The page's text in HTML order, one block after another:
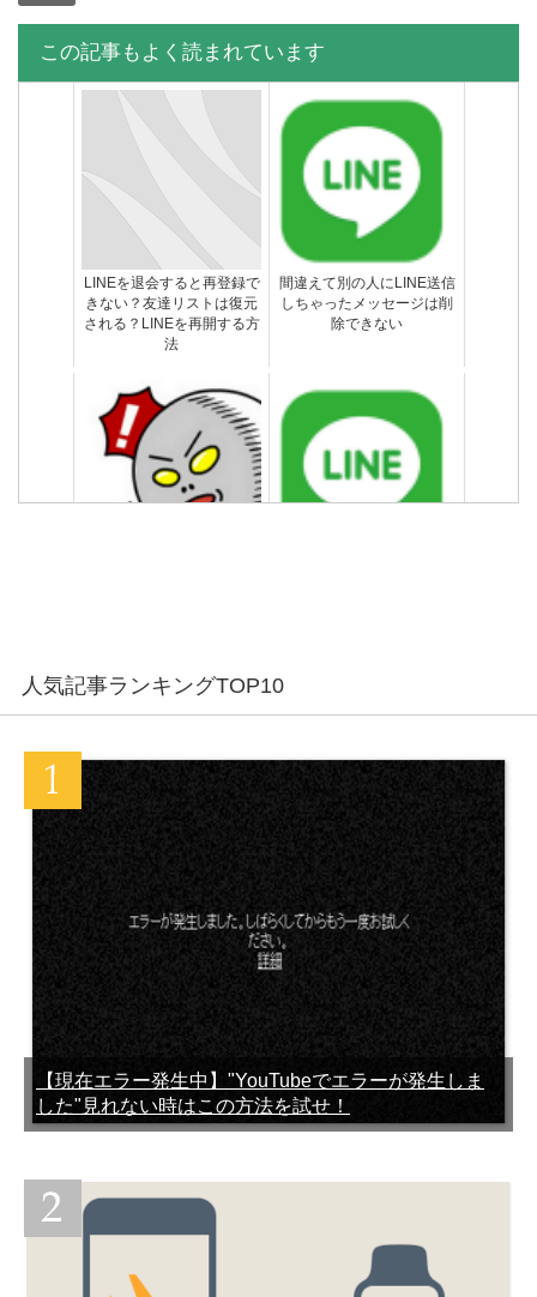
急に友達のLINEトークが消
えたらブロックされたって
友達のLINEトークの途中だ
け既読つかないエラー不具
合の原因と対処法
LINEトークでメッセージ送
信エラーした時の原因と対
機種変更でバックアップ保
存したLINEトーク履歴を復
元する方法
LINEアップデートでトーク
と友達が消える開かない時
の対処法
間違えて別の人にLINE送信
しちゃったメッセージは削
除できない
LINEスタンプでブロックさ
れてるか確認する方法
LINEスパムとは？どんな仕
組みになっているのか徹底
解説
この記事もよく読まれています
LINEを退会すると再登録で
きない？友達リストは復元
される？LINEを再開する方
法
間違えて別の人にLINE送信
しちゃったメッセージは削
除できない
【容量を減らせ】LINEアッ
プデートできない時の対処
法
LINEで友達をリストから削
除すると相手にわかる？
対策・防止法
人気記事ランキングTOP10
【現在エラー発生中】"YouTubeでエラーが発生しま
した"見れない時はこの方法を試せ！